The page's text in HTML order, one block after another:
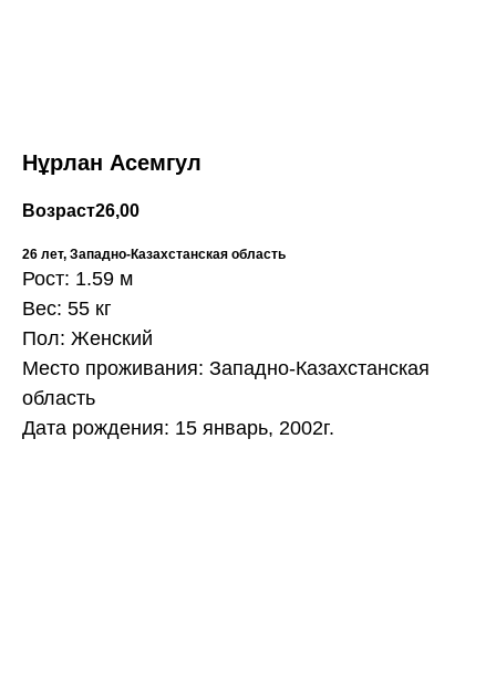
Нұрлан Асемгул
Возраст26,00
26 лет, Западно-Казахстанская область
Рост: 1.59 м
Вес: 55 кг
Пол: Женский
Место проживания: Западно-Казахстанская
область
Дата рождения: 15 январь, 2002г.